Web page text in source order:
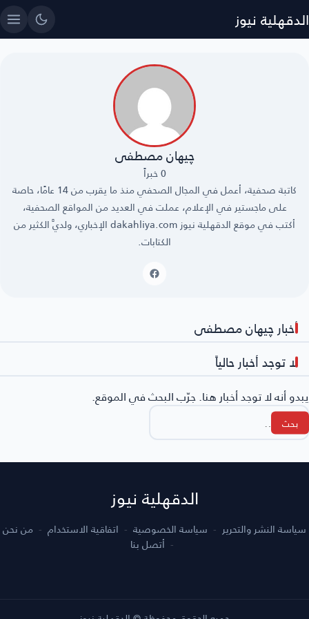
الدقهلية نيوز
چيهان مصطفى
0 خبراً
كاتبة صحفية، أعمل في المجال الصحفي منذ ما يقرب من 14 عامًا، حاصة
على ماجستير في الإعلام، عملت في العديد من المواقع الصحفية،
أكتب في موقع الدقهلية نيوز dakahliya.com الإخباري، ولديَّ الكثير من
الكتابات.
أخبار چيهان مصطفى
لا توجد أخبار حالياً
يبدو أنه لا توجد أخبار هنا. جرّب البحث في الموقع.
البحث
عن:
الدقهلية نيوز
سياسة النشر والتحرير سياسة الخصوصية اتفاقية الاستخدام
من نحن
أتصل بنا